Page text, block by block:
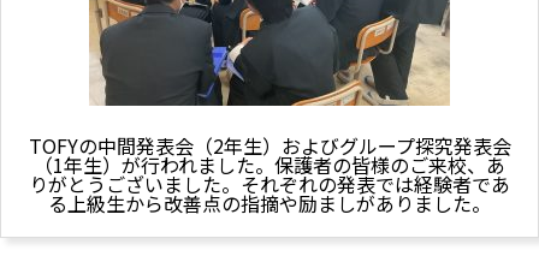
TOFYの中間発表会（2年生）およびグループ探究発表会
（1年生）が行われました。保護者の皆様のご来校、あ
りがとうございました。それぞれの発表では経験者であ
る上級生から改善点の指摘や励ましがありました。